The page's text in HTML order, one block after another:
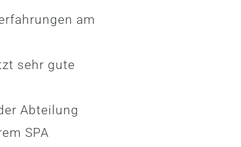
am
sehr gute
Abteilung
SPA